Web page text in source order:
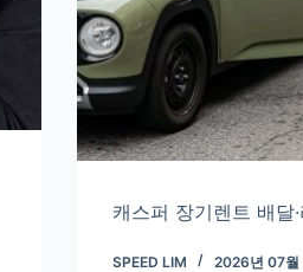
캐스퍼 장기렌트 배달
SPEED LIM 2026년 07월